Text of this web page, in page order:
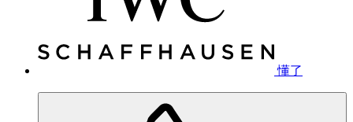
懂了